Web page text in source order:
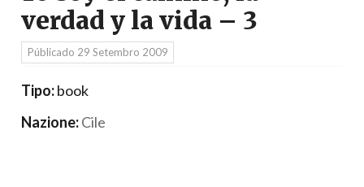
verdad y la vida – 3
Públicado 29 Setembro 2009
Tipo:book
Nazione:Cile